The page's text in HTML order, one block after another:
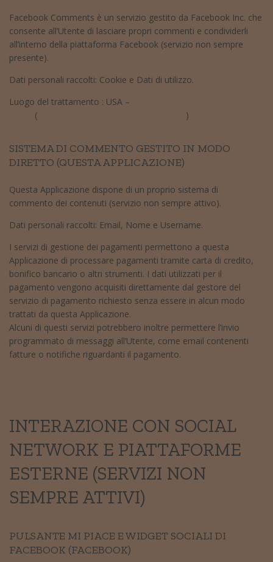
Facebook Comments è un servizio gestito da Facebook Inc. che
consente all’Utente di lasciare propri commenti e condividerli
all’interno della piattaforma Facebook (servizio non sempre
presente).
Dati personali raccolti: Cookie e Dati di utilizzo.
Luogo del trattamento : USA –
( )
SISTEMA DI COMMENTO GESTITO IN MODO
DIRETTO (QUESTA APPLICAZIONE)
Questa Applicazione dispone di un proprio sistema di
commento dei contenuti (servizio non sempre attivo).
Dati personali raccolti: Email, Nome e Username.
I servizi di gestione dei pagamenti permettono a questa
Applicazione di processare pagamenti tramite carta di credito,
bonifico bancario o altri strumenti. I dati utilizzati per il
pagamento vengono acquisiti direttamente dal gestore del
servizio di pagamento richiesto senza essere in alcun modo
trattati da questa Applicazione.
Alcuni di questi servizi potrebbero inoltre permettere l’invio
programmato di messaggi all’Utente, come email contenenti
fatture o notifiche riguardanti il pagamento.
INTERAZIONE CON SOCIAL
NETWORK E PIATTAFORME
ESTERNE (SERVIZI NON
SEMPRE ATTIVI)
PULSANTE MI PIACE E WIDGET SOCIALI DI
FACEBOOK (FACEBOOK)